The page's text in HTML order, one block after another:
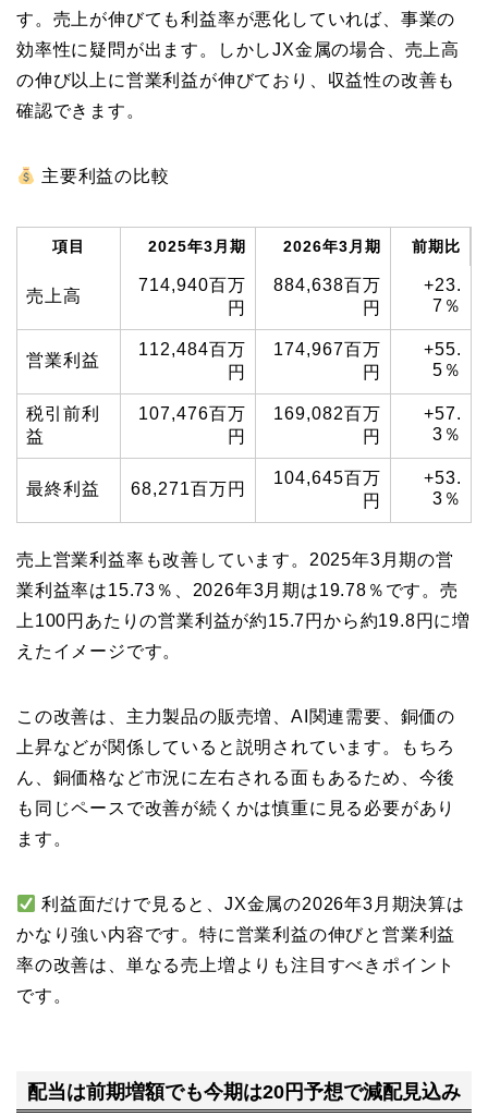
す。売上が伸びても利益率が悪化していれば、事業の
効率性に疑問が出ます。しかしJX金属の場合、売上高
の伸び以上に営業利益が伸びており、収益性の改善も
確認できます。
主要利益の比較
項目 2025年3月期 2026年3月期 前期比
売上高
714,940百万
円
884,638百万
円
+23.
7％
営業利益
112,484百万
円
174,967百万
円
+55.
5％
税引前利
益
107,476百万
円
169,082百万
円
+57.
3％
最終利益 68,271百万円
104,645百万
円
+53.
3％
売上営業利益率も改善しています。2025年3月期の営
業利益率は15.73％、2026年3月期は19.78％です。売
上100円あたりの営業利益が約15.7円から約19.8円に増
えたイメージです。
この改善は、主力製品の販売増、AI関連需要、銅価の
上昇などが関係していると説明されています。もちろ
ん、銅価格など市況に左右される面もあるため、今後
も同じペースで改善が続くかは慎重に見る必要があり
ます。
利益面だけで見ると、JX金属の2026年3月期決算は
かなり強い内容です。特に営業利益の伸びと営業利益
率の改善は、単なる売上増よりも注目すべきポイント
です。
配当は前期増額でも今期は20円予想で減配見込み